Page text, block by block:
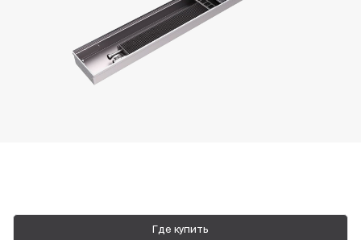
Пн-Пт, 9:00—18:00
Где купить